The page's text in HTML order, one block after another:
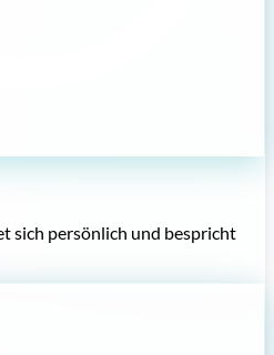
sich persönlich und bespricht